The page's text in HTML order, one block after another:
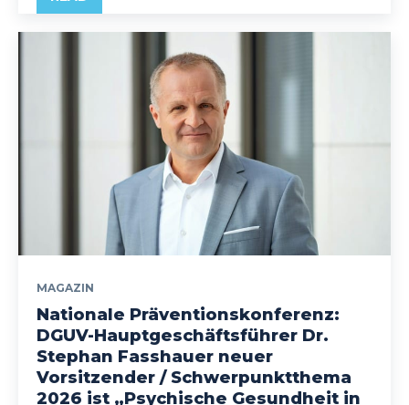
MAGAZIN
Nationale Präventionskonferenz:
DGUV-Hauptgeschäftsführer Dr.
Stephan Fasshauer neuer
Vorsitzender / Schwerpunktthema
2026 ist „Psychische Gesundheit in